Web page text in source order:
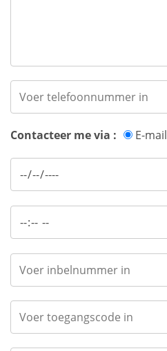
Contacteer me via : E-mail